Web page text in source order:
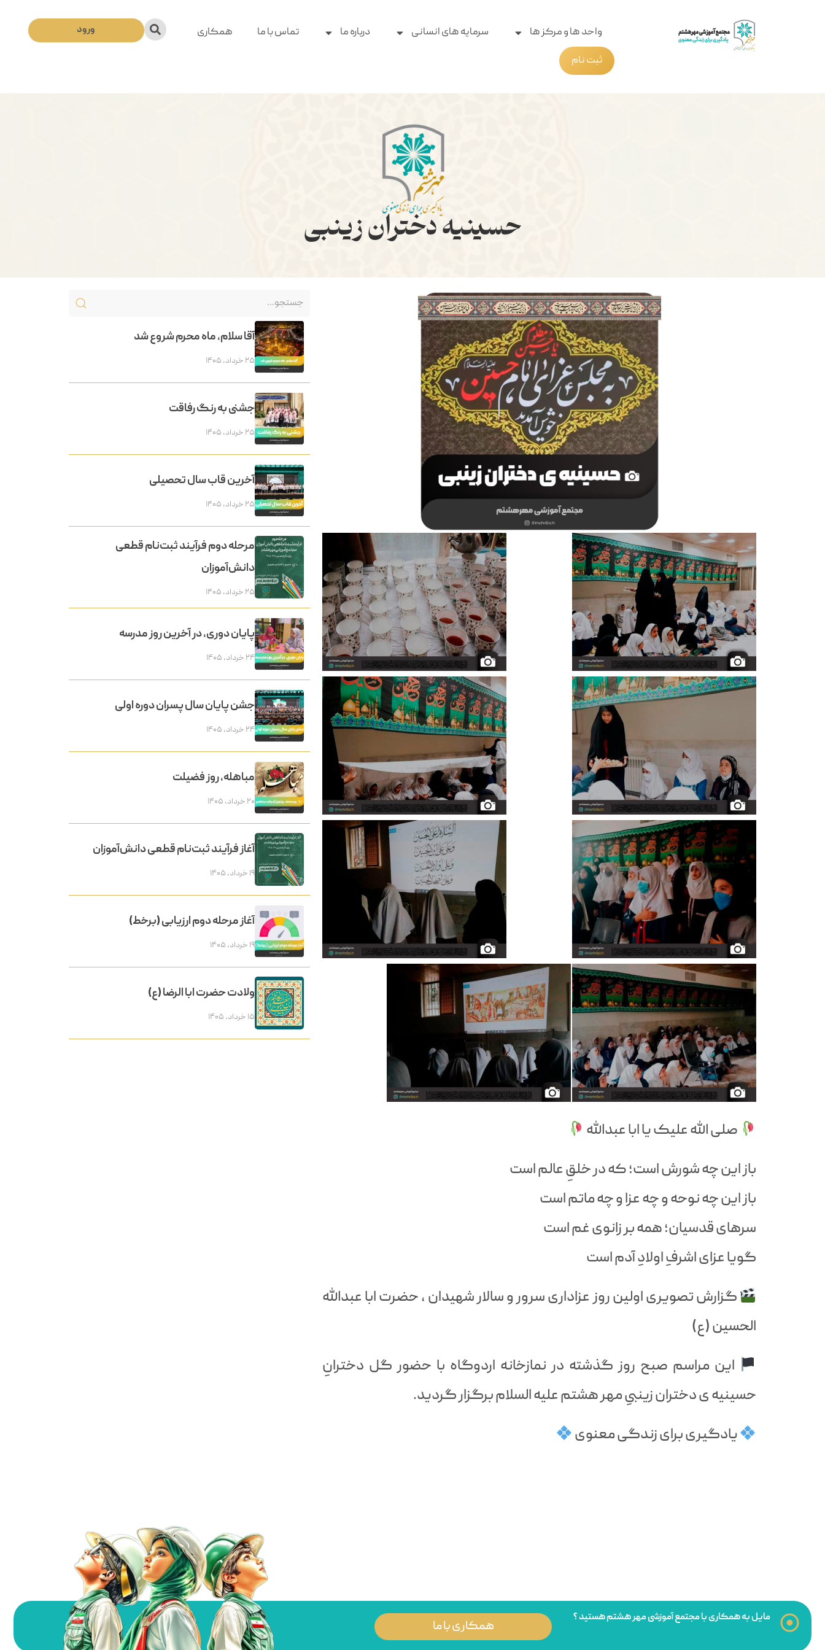
واحد ها و مرکز ها سرمایه های انسانی درباره ما تماس با ما
همکاری
ثبت نام
ورود
حسینیه دختران زینبی
صلی الله علیک یا ابا عبدالله
باز این چه شورش است؛ که در خلقِ عالم است
باز این چه نوحه و چه عزا و چه ماتم است
سرهای قدسیان؛ همه بر زانوی غم است
گویا عزای اشرفِ اولادِ آدم است
گزارش تصویری اولین روز عزاداری سرور و سالار شهیدان ، حضرت ابا عبدالله
الحسین (ع)
این مراسم صبح روز گذشته در نمازخانه اردوگاه با حضور گل دخترانِ
حسینیه ی دختران زینبیِ مهر هشتم علیه السلام برگزار گردید.
یادگیری برای زندگی معنوی
آقا سلام، ماه محرم شروع شد
۲۵ خرداد, ۱۴۰۵
جشنی به رنگ رفاقت
۲۵ خرداد, ۱۴۰۵
آخرین قاب سال تحصیلی
۲۵ خرداد, ۱۴۰۵
مرحله دوم فرآیند ثبت‌نام قطعی
دانش‌آموزان
۲۵ خرداد, ۱۴۰۵
پایان دوری، در آخرین روز مدرسه
۲۴ خرداد, ۱۴۰۵
جشن پایان سال پسران دوره اولی
۲۴ خرداد, ۱۴۰۵
مباهله، روز فضیلت
۲۰ خرداد, ۱۴۰۵
آغاز فرآیند ثبت‌نام قطعی دانش‌آموزان
۱۹ خرداد, ۱۴۰۵
آغاز مرحله دوم ارزیابی (برخط)
۱۹ خرداد, ۱۴۰۵
ولادت حضرت ابا الرضا (ع)
۱۵ خرداد, ۱۴۰۵
مایل به همکاری با مجتمع آموزشی مهر هشتم هستید ؟
همکاری با ما